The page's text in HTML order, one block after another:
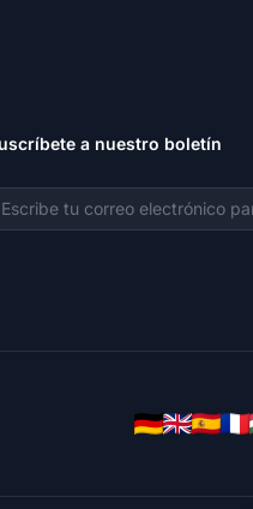
a nuestro boletín
de correo